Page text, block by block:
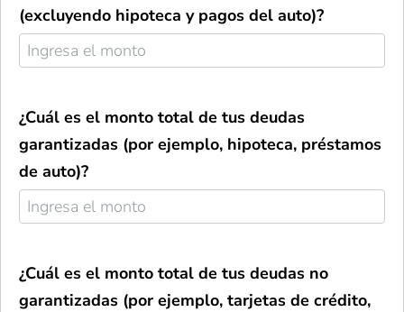
(excluyendo hipoteca y pagos del auto)?
¿Cuál es el monto total de tus deudas
garantizadas (por ejemplo, hipoteca, préstamos
de auto)?
¿Cuál es el monto total de tus deudas no
garantizadas (por ejemplo, tarjetas de crédito,